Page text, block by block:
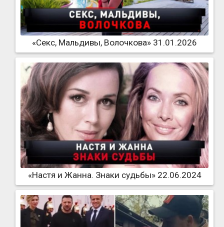
«Секс, Мальдивы, Волочкова» 31.01.2026
«Настя и Жанна. Знаки судьбы» 22.06.2024